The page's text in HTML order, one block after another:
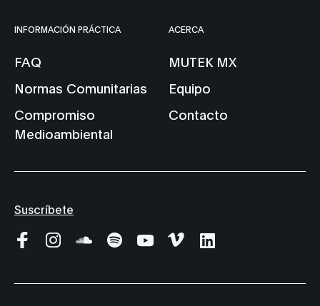
INFORMACIÓN PRÁCTICA
FAQ
Normas Comunitarias
Compromiso
Medioambiental
ACERCA
MUTEK MX
Equipo
Contacto
Suscríbete